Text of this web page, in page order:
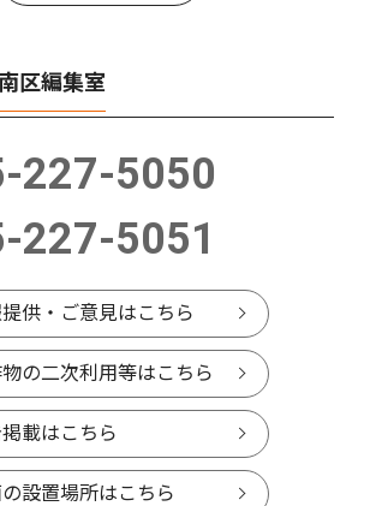
区編集室
227-5050
227-5051
供・ご意見はこちら
の二次利用等はこちら
載はこちら
設置場所はこちら